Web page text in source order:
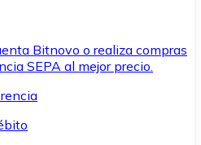
Bitnovo o realiza compras
SEPA al mejor precio.